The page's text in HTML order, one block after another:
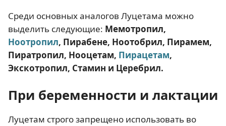
Среди основных аналогов Луцетама можно
выделить следующие: Мемотропил,
Ноотропил, Пирабене, Ноотобрил, Пирамем,
Пиратропил, Нооцетам, Пирацетам,
Экскотропил, Стамин и Церебрил.
При беременности и лактации
Луцетам строго запрещено использовать во